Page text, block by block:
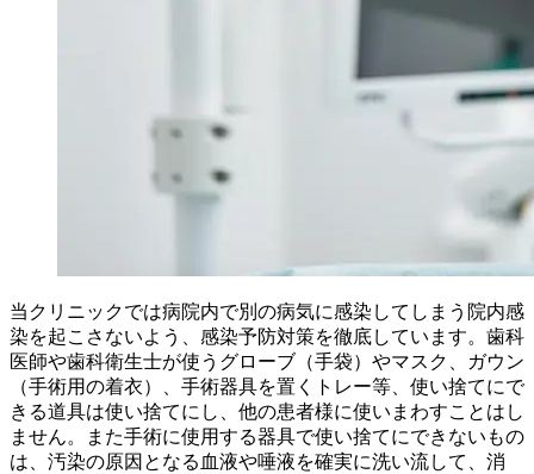
当クリニックでは病院内で別の病気に感染してしまう院内感
染を起こさないよう、感染予防対策を徹底しています。歯科
医師や歯科衛生士が使うグローブ（手袋）やマスク、ガウン
（手術用の着衣）、手術器具を置くトレー等、使い捨てにで
きる道具は使い捨てにし、他の患者様に使いまわすことはし
ません。また手術に使用する器具で使い捨てにできないもの
は、汚染の原因となる血液や唾液を確実に洗い流して、消